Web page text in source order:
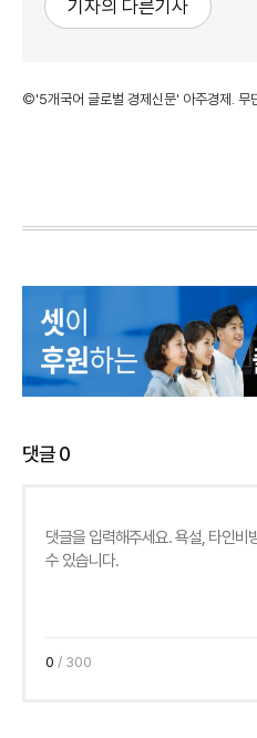
기자의 다른기사
©'5개국어 글로벌 경제신문' 아주경제. 무
댓글0
0 / 300